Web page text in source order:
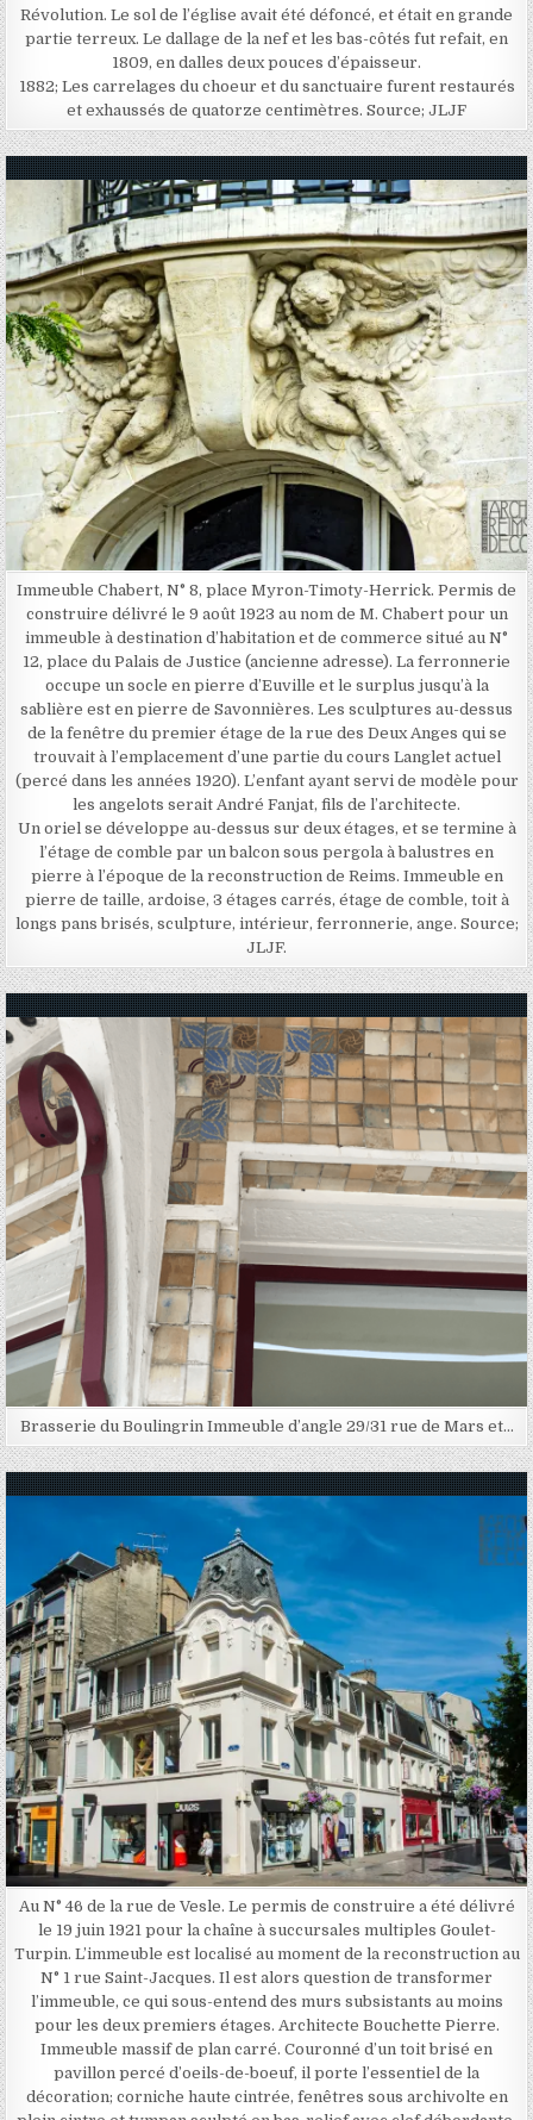
Révolution. Le sol de l’église avait été défoncé, et était en grande
partie terreux. Le dallage de la nef et les bas-côtés fut refait, en
1809, en dalles deux pouces d’épaisseur.
1882; Les carrelages du choeur et du sanctuaire furent restaurés
et exhaussés de quatorze centimètres. Source; JLJF
Posted in
Immeuble Chabert, N° 8, place Myron-Timoty-Herrick. Permis de
construire délivré le 9 août 1923 au nom de M. Chabert pour un
immeuble à destination d’habitation et de commerce situé au N°
12, place du Palais de Justice (ancienne adresse). La ferronnerie
occupe un socle en pierre d’Euville et le surplus jusqu’à la
sablière est en pierre de Savonnières. Les sculptures au-dessus
de la fenêtre du premier étage de la rue des Deux Anges qui se
trouvait à l’emplacement d’une partie du cours Langlet actuel
(percé dans les années 1920). L’enfant ayant servi de modèle pour
les angelots serait André Fanjat, fils de l’architecte.
Un oriel se développe au-dessus sur deux étages, et se termine à
l’étage de comble par un balcon sous pergola à balustres en
pierre à l’époque de la reconstruction de Reims. Immeuble en
pierre de taille, ardoise, 3 étages carrés, étage de comble, toit à
longs pans brisés, sculpture, intérieur, ferronnerie, ange. Source;
JLJF.
Posted in
Brasserie du Boulingrin Immeuble d’angle 29/31 rue de Mars et…
Posted in
Au N° 46 de la rue de Vesle. Le permis de construire a été délivré
le 19 juin 1921 pour la chaîne à succursales multiples Goulet-
Turpin. L’immeuble est localisé au moment de la reconstruction au
N° 1 rue Saint-Jacques. Il est alors question de transformer
l’immeuble, ce qui sous-entend des murs subsistants au moins
pour les deux premiers étages. Architecte Bouchette Pierre.
Immeuble massif de plan carré. Couronné d’un toit brisé en
pavillon percé d’oeils-de-boeuf, il porte l’essentiel de la
décoration; corniche haute cintrée, fenêtres sous archivolte en